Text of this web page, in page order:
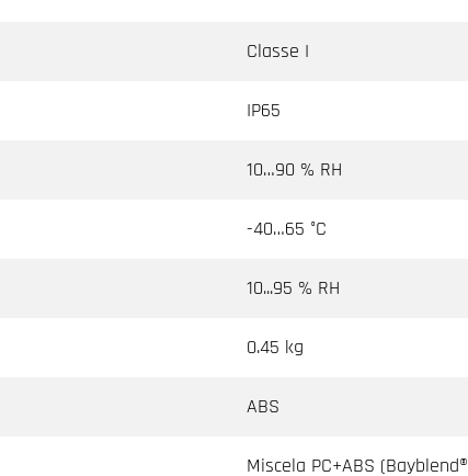
Classe I
IP65
10…90 % RH
-40…65 °C
10...95 % RH
0.45 kg
ABS
Miscela PC+ABS